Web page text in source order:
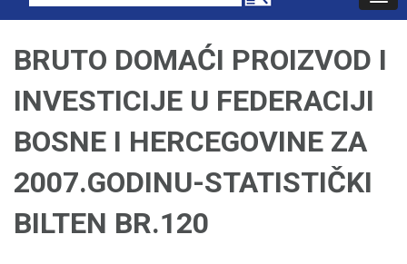
for:
BRUTO DOMAĆI PROIZVOD I
INVESTICIJE U FEDERACIJI
BOSNE I HERCEGOVINE ZA
2007.GODINU-STATISTIČKI
BILTEN BR.120